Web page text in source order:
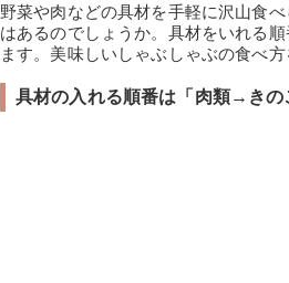
野菜や肉などの具材を手軽に沢山食
はあるのでしょうか。具材をいれる
ます。美味しいしゃぶしゃぶの食べ
具材の入れる順番は「肉類→きの